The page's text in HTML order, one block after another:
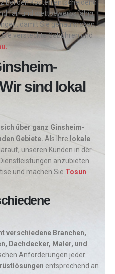
bei den Kosten entscheidend
fair und wettbewerbsfähig.
damit Sie genau wissen,
versteckte Gebühren und
sind lokal
über ganz Ginsheim-
Gebiete. Als Ihre lokale
unseren Kunden in der
anzubieten.
und machen Sie Tosun
verschiedene Branchen,
Dachdecker, Maler, und
Anforderungen jeder
entsprechend an.